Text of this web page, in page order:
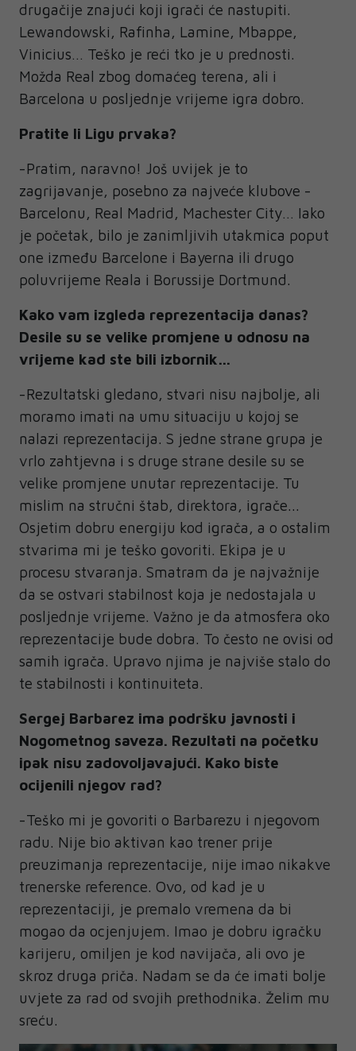
drugačije znajući koji igrači će nastupiti.
Lewandowski, Rafinha, Lamine, Mbappe,
Vinicius… Teško je reći tko je u prednosti.
Možda Real zbog domaćeg terena, ali i
Barcelona u posljednje vrijeme igra dobro.
Pratite li Ligu prvaka?
-Pratim, naravno! Još uvijek je to
zagrijavanje, posebno za najveće klubove -
Barcelonu, Real Madrid, Machester City… Iako
je početak, bilo je zanimljivih utakmica poput
one između Barcelone i Bayerna ili drugo
poluvrijeme Reala i Borussije Dortmund.
Kako vam izgleda reprezentacija danas?
Desile su se velike promjene u odnosu na
vrijeme kad ste bili izbornik…
-Rezultatski gledano, stvari nisu najbolje, ali
moramo imati na umu situaciju u kojoj se
nalazi reprezentacija. S jedne strane grupa je
vrlo zahtjevna i s druge strane desile su se
velike promjene unutar reprezentacije. Tu
mislim na stručni štab, direktora, igrače...
Osjetim dobru energiju kod igrača, a o ostalim
stvarima mi je teško govoriti. Ekipa je u
procesu stvaranja. Smatram da je najvažnije
da se ostvari stabilnost koja je nedostajala u
posljednje vrijeme. Važno je da atmosfera oko
reprezentacije bude dobra. To često ne ovisi od
samih igrača. Upravo njima je najviše stalo do
te stabilnosti i kontinuiteta.
Sergej Barbarez ima podršku javnosti i
Nogometnog saveza. Rezultati na početku
ipak nisu zadovoljavajući. Kako biste
ocijenili njegov rad?
-Teško mi je govoriti o Barbarezu i njegovom
radu. Nije bio aktivan kao trener prije
preuzimanja reprezentacije, nije imao nikakve
trenerske reference. Ovo, od kad je u
reprezentaciji, je premalo vremena da bi
mogao da ocjenjujem. Imao je dobru igračku
karijeru, omiljen je kod navijača, ali ovo je
skroz druga priča. Nadam se da će imati bolje
uvjete za rad od svojih prethodnika. Želim mu
sreću.